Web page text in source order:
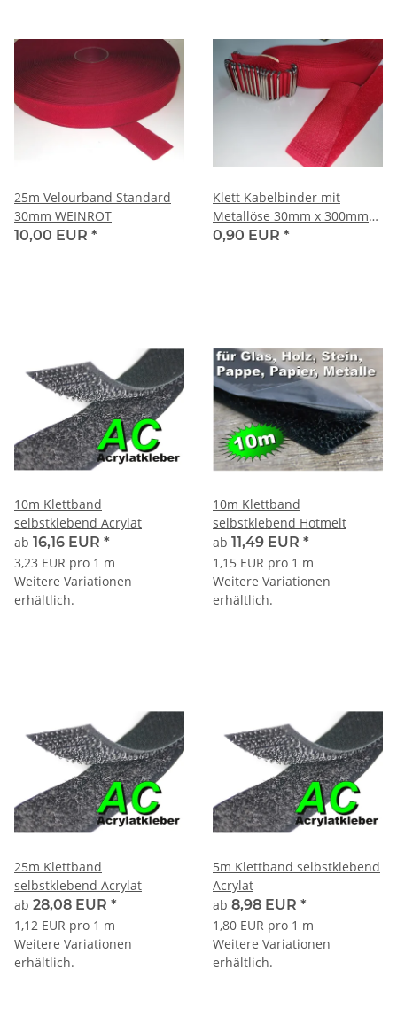
25m Velourband Standard
30mm WEINROT
10,00 EUR *
Klett Kabelbinder mit
Metallöse 30mm x 300mm
ROT / ROT Haken und
0,90 EUR *
10m Klettband
selbstklebend Acrylat
ab 16,16 EUR *
3,23 EUR pro 1 m
Weitere Variationen
erhältlich.
10m Klettband
selbstklebend Hotmelt
ab 11,49 EUR *
1,15 EUR pro 1 m
Weitere Variationen
erhältlich.
25m Klettband
selbstklebend Acrylat
ab 28,08 EUR *
1,12 EUR pro 1 m
Weitere Variationen
erhältlich.
5m Klettband selbstklebend
Acrylat
ab 8,98 EUR *
1,80 EUR pro 1 m
Weitere Variationen
erhältlich.